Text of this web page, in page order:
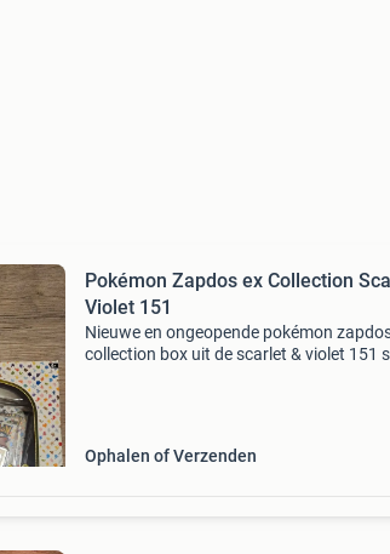
Pokémon Zapdos ex Collection
Violet 151
Nieuwe en ongeopende pokémon
collection box uit de scarlet & violet 151
Ophalen of Verzenden